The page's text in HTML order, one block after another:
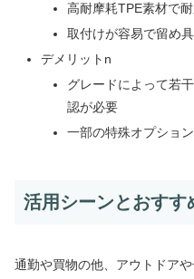
高耐摩耗TPE素材で
取付けが容易で留め
デメリットn
グレードによって若
認が必要
一部の特殊オプショ
活用シーンとおすす
通勤や買物の他、アウトドア